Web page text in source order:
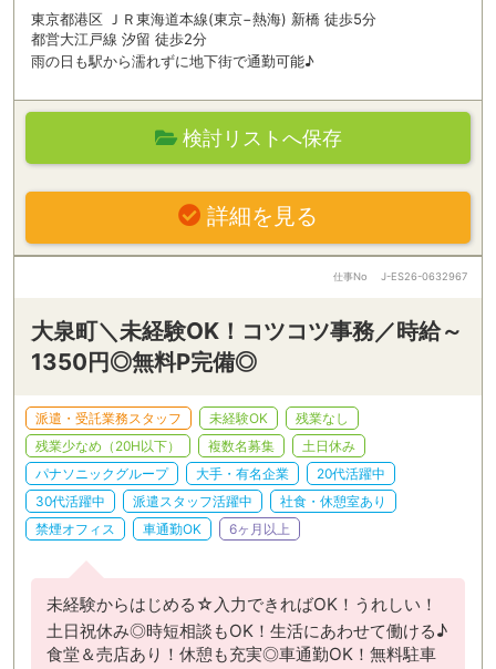
東京都港区 ＪＲ東海道本線(東京−熱海) 新橋 徒歩5分
都営大江戸線 汐留 徒歩2分
雨の日も駅から濡れずに地下街で通勤可能♪
検討リストへ保存
詳細を見る
仕事No J-ES26-0632967
大泉町＼未経験OK！コツコツ事務／時給～
1350円◎無料P完備◎
派遣・受託業務スタッフ 未経験OK
残業なし
残業少なめ（20H以下）
複数名募集
土日休み
パナソニックグループ
大手・有名企業
20代活躍中
30代活躍中
派遣スタッフ活躍中
社食・休憩室あり
禁煙オフィス
車通勤OK 6ヶ月以上
未経験からはじめる☆入力できればOK！うれしい！
土日祝休み◎時短相談もOK！生活にあわせて働ける♪
食堂＆売店あり！休憩も充実◎車通勤OK！無料駐車